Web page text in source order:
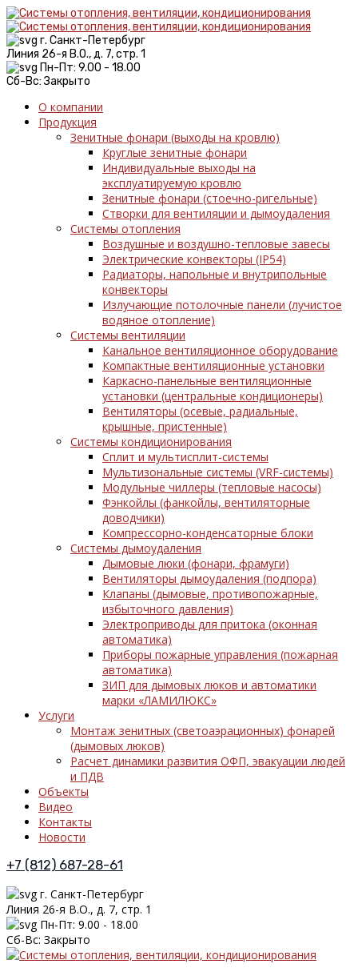
г. Санкт-Петербург
Линия 26-я В.О., д. 7, стр. 1
Пн-Пт: 9.00 - 18.00
Сб-Вс: Закрыто
О компании
Продукция
Зенитные фонари (выходы на кровлю)
Круглые зенитные фонари
Индивидуальные выходы на
эксплуатируемую кровлю
Зенитные фонари (стоечно-ригельные)
Створки для вентиляции и дымоудаления
Системы отопления
Воздушные и воздушно-тепловые завесы
Электрические конвекторы (IP54)
Радиаторы, напольные и внутрипольные
конвекторы
Излучающие потолочные панели (лучистое
водяное отопление)
Системы вентиляции
Канальное вентиляционное оборудование
Компактные вентиляционные установки
Каркасно-панельные вентиляционные
установки (центральные кондиционеры)
Вентиляторы (осевые, радиальные,
крышные, пристенные)
Системы кондиционирования
Сплит и мультисплит-системы
Мультизональные системы (VRF-системы)
Модульные чиллеры (тепловые насосы)
Фэнкойлы (фанкойлы, вентиляторные
доводчики)
Компрессорно-конденсаторные блоки
Системы дымоудаления
Дымовые люки (фонари, фрамуги)
Вентиляторы дымоудаления (подпора)
Клапаны (дымовые, противопожарные,
избыточного давления)
Электроприводы для притока (оконная
автоматика)
Приборы пожарные управления (пожарная
автоматика)
ЗИП для дымовых люков и автоматики
марки «ЛАМИЛЮКС»
Услуги
Монтаж зенитных (светоаэрационных) фонарей
(дымовых люков)
Расчет динамики развития ОФП, эвакуации людей
и ПДВ
Объекты
Видео
Контакты
Новости
+7 (812) 687-28-61
г. Санкт-Петербург
Линия 26-я В.О., д. 7, стр. 1
Пн-Пт: 9.00 - 18.00
Сб-Вс: Закрыто